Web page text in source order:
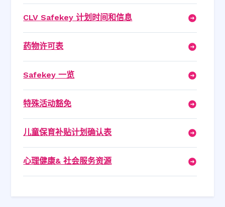
CLV Safekey 计划时间和信息
药物许可表
Safekey 一览
特殊活动豁免
儿童保育补贴计划确认表
心理健康& 社会服务资源